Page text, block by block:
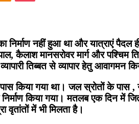
निर्माण नहीं हुआ था और यात्राएं
कैलाश मानसरोवर मार्ग और
व्यापारी तिब्बत से व्यापार हेतु आवागमन
किया गया था। जल स्रोतों के पास
किया गया। मतलब एक दिन में
वृतांतों में भी मिलता है।